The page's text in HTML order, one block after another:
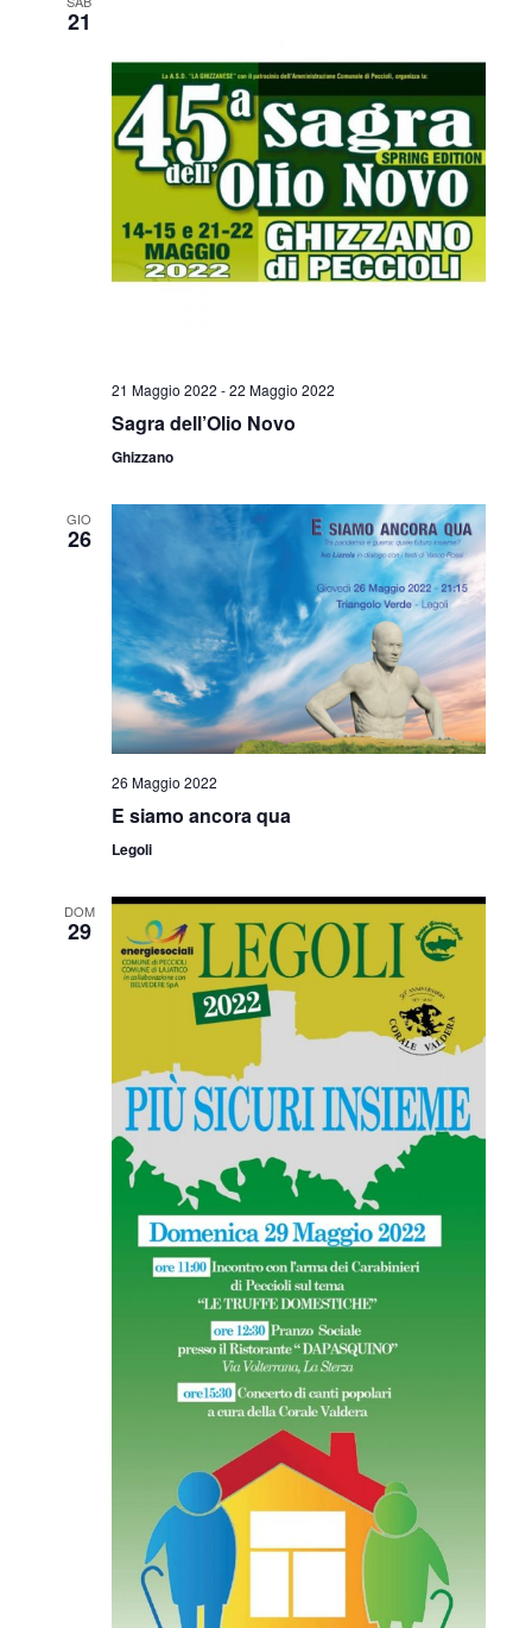
21
21 Maggio 2022 -22 Maggio 2022
Sagra dell’Olio Novo
Ghizzano
GIO
26
26 Maggio 2022
E siamo ancora qua
Legoli
DOM
29